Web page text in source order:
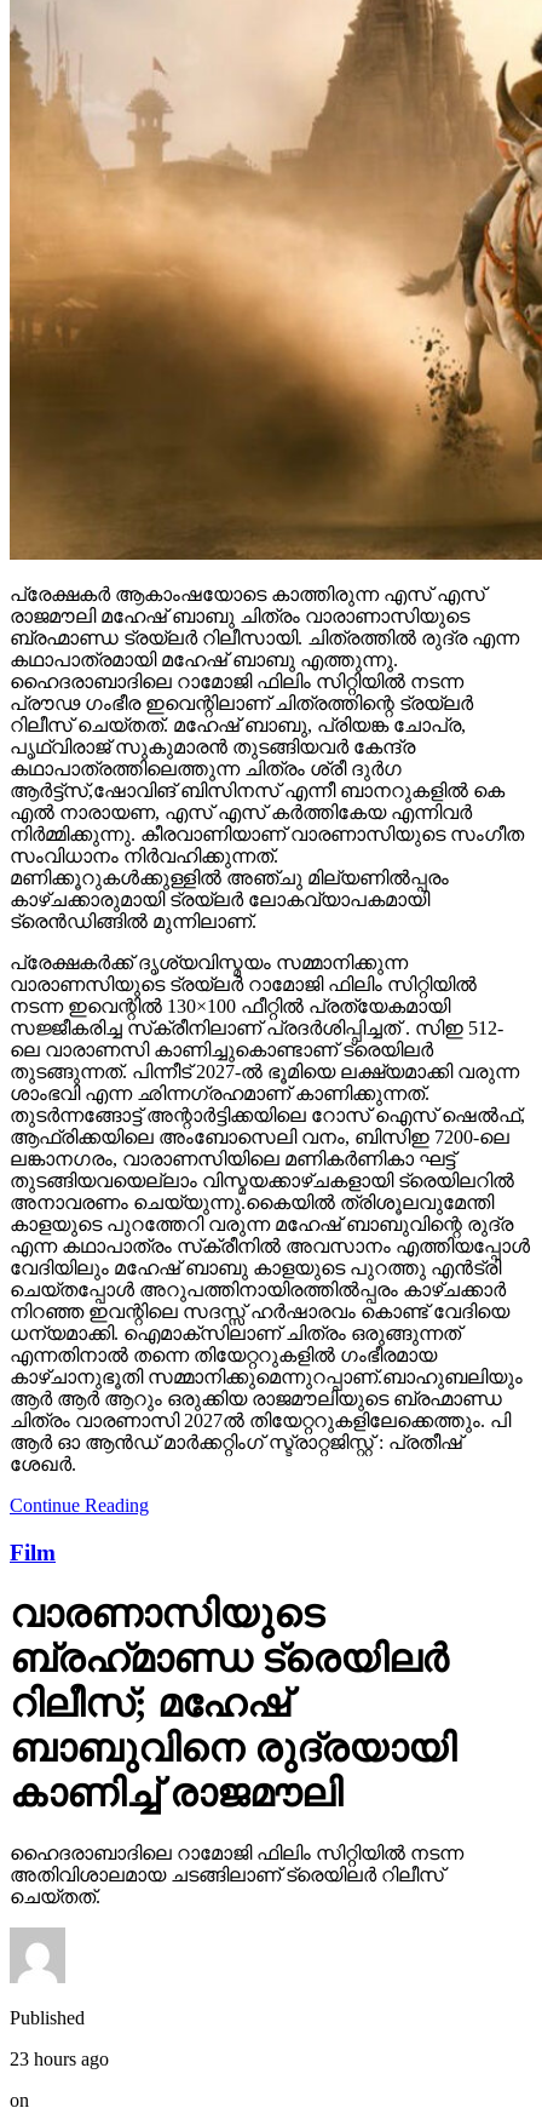
പ്രേക്ഷകർ ആകാംഷയോടെ കാത്തിരുന്ന എസ് എസ്
രാജമൗലി മഹേഷ് ബാബു ചിത്രം വാരാണാസിയുടെ
ബ്രഹ്മാണ്ഡ ട്രയ്ലർ റിലീസായി. ചിത്രത്തിൽ രുദ്ര എന്ന
കഥാപാത്രമായി മഹേഷ് ബാബു എത്തുന്നു.
ഹൈദരാബാദിലെ റാമോജി ഫിലിം സിറ്റിയിൽ നടന്ന
പ്രൗഢ ഗംഭീര ഇവെന്റിലാണ് ചിത്രത്തിന്റെ ട്രയ്ലർ
റിലീസ് ചെയ്തത്. മഹേഷ് ബാബു, പ്രിയങ്ക ചോപ്ര,
പൃഥ്വിരാജ് സുകുമാരൻ തുടങ്ങിയവർ കേന്ദ്ര
കഥാപാത്രത്തിലെത്തുന്ന ചിത്രം ശ്രീ ദുർഗ
ആർട്ട്സ്,ഷോവിങ് ബിസിനസ് എന്നീ ബാനറുകളിൽ കെ
എൽ നാരായണ, എസ് എസ് കർത്തികേയ എന്നിവർ
നിർമ്മിക്കുന്നു. കീരവാണിയാണ് വാരണാസിയുടെ സംഗീത
സംവിധാനം നിർവഹിക്കുന്നത്.
മണിക്കൂറുകൾക്കുള്ളിൽ അഞ്ചു മില്യണിൽപ്പരം
കാഴ്ചക്കാരുമായി ട്രയ്ലർ ലോകവ്യാപകമായി
ട്രെൻഡിങ്ങിൽ മുന്നിലാണ്.
പ്രേക്ഷകർക്ക് ദൃശ്യവിസ്മയം സമ്മാനിക്കുന്ന
വാരാണസിയുടെ ട്രയ്ലർ റാമോജി ഫിലിം സിറ്റിയിൽ
നടന്ന ഇവെന്റിൽ 130×100 ഫീറ്റിൽ പ്രത്യേകമായി
സജ്ജീകരിച്ച സ്‌ക്രീനിലാണ് പ്രദർശിപ്പിച്ചത് . സിഇ 512-
ലെ വാരാണസി കാണിച്ചുകൊണ്ടാണ് ട്രെയിലര്‍
തുടങ്ങുന്നത്. പിന്നീട് 2027-ല്‍ ഭൂമിയെ ലക്ഷ്യമാക്കി വരുന്ന
ശാംഭവി എന്ന ഛിന്നഗ്രഹമാണ് കാണിക്കുന്നത്.
തുടര്‍ന്നങ്ങോട്ട് അന്റാര്‍ട്ടിക്കയിലെ റോസ് ഐസ് ഷെല്‍ഫ്,
ആഫ്രിക്കയിലെ അംബോസെലി വനം, ബിസിഇ 7200-ലെ
ലങ്കാനഗരം, വാരാണസിയിലെ മണികര്‍ണികാ ഘട്ട്
തുടങ്ങിയവയെല്ലാം വിസ്മയക്കാഴ്ചകളായി ട്രെയിലറില്‍
അനാവരണം ചെയ്യുന്നു.കൈയില്‍ ത്രിശൂലവുമേന്തി
കാളയുടെ പുറത്തേറി വരുന്ന മഹേഷ് ബാബുവിന്റെ രുദ്ര
എന്ന കഥാപാത്രം സ്‌ക്രീനിൽ അവസാനം എത്തിയപ്പോൾ
വേദിയിലും മഹേഷ് ബാബു കാളയുടെ പുറത്തു എൻട്രി
ചെയ്തപ്പോൾ അറുപത്തിനായിരത്തിൽപ്പരം കാഴ്ചക്കാർ
നിറഞ്ഞ ഇവന്റിലെ സദസ്സ് ഹർഷാരവം കൊണ്ട് വേദിയെ
ധന്യമാക്കി. ഐമാക്‌സിലാണ് ചിത്രം ഒരുങ്ങുന്നത്
എന്നതിനാല്‍ തന്നെ തിയേറ്ററുകളില്‍ ഗംഭീരമായ
കാഴ്ചാനുഭൂതി സമ്മാനിക്കുമെന്നുറപ്പാണ്.ബാഹുബലിയും
ആർ ആർ ആറും ഒരുക്കിയ രാജമൗലിയുടെ ബ്രഹ്മാണ്ഡ
ചിത്രം വാരണാസി 2027ൽ തിയേറ്ററുകളിലേക്കെത്തും. പി
ആർ ഓ ആൻഡ് മാർക്കറ്റിംഗ് സ്ട്രാറ്റജിസ്റ്റ് : പ്രതീഷ്
ശേഖർ.
Continue Reading
Film
ബ്രഹ്‌മാണ്ഡ ട്രെയിലര്‍
റിലീസ്; മഹേഷ്
ബാബുവിനെ രുദ്രയായി
കാണിച്ച് രാജമൗലി
ഹൈദരാബാദിലെ റാമോജി ഫിലിം സിറ്റിയില്‍ നടന്ന
അതിവിശാലമായ ചടങ്ങിലാണ് ട്രെയിലര്‍ റിലീസ്
ചെയ്തത്.
Published
23 hours ago
on